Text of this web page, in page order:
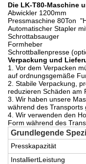
Die LK-T80-Maschine
Abwickler 1200mm
Pressmaschine 80Ton
Automatischer Stapler
Schrottabsauger
Formheber
Schrottballenpresse
Verpackung und
1. Vor dem Verpacken
auf ordnungsgemäße
2. Stabile Verpackung,
reduzieren Schäden am
3. Wir haben unsere
während des Transports
4. Wir verwenden den
Form während des
Grundlegende
Presskapazität
InstalliertLeistung